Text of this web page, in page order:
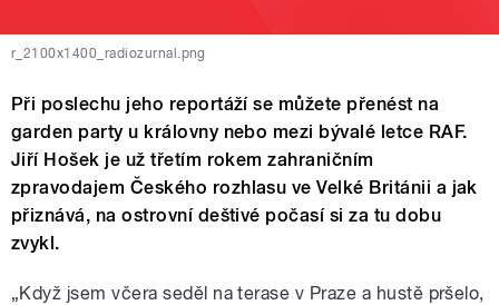
r_2100x1400_radiozurnal.png
Při poslechu jeho reportáží se můžete přenést na
garden party u královny nebo mezi bývalé letce RAF.
Jiří Hošek je už třetím rokem zahraničním
zpravodajem Českého rozhlasu ve Velké Británii a jak
přiznává, na ostrovní deštivé počasí si za tu dobu
zvykl.
„Když jsem včera seděl na terase v Praze a hustě pršelo,